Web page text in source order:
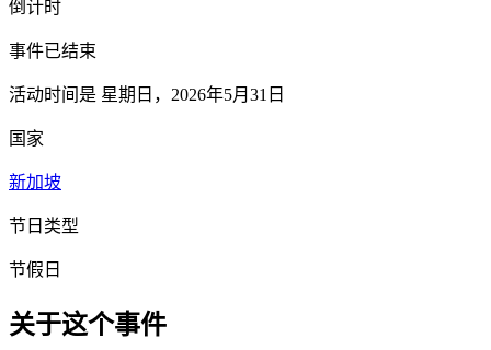
倒计时
事件已结束
活动时间是 星期日，2026年5月31日
国家
新加坡
节日类型
节假日
关于这个事件